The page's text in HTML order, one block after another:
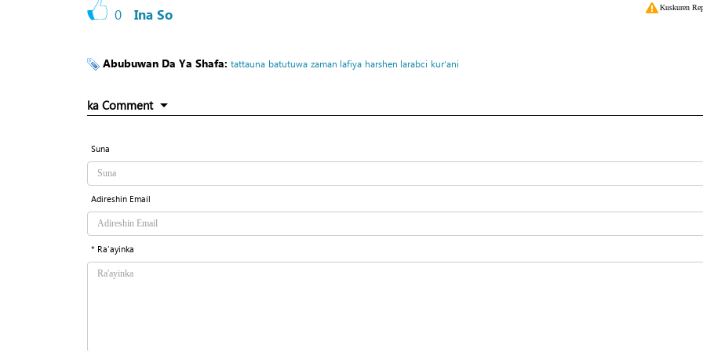
0 Ina So Kuskuren
Abubuwan Da Ya Shafa: tattauna batutuwa zaman lafiya harshen larabci kur’ani
ka Comment
Suna
Adireshin Email
* Ra'ayinka